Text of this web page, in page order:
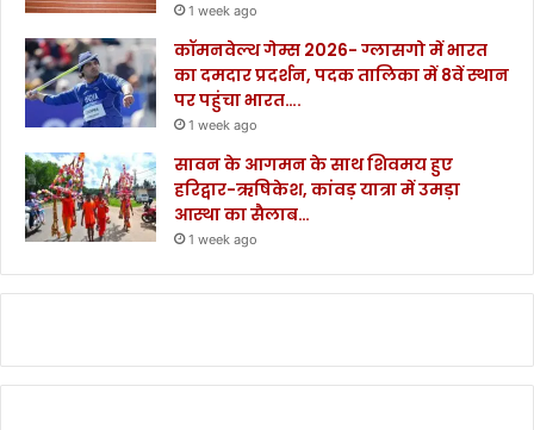
1 week ago
कॉमनवेल्थ गेम्स 2026- ग्लासगो में भारत
का दमदार प्रदर्शन, पदक तालिका में 8वें स्थान
पर पहुंचा भारत….
1 week ago
सावन के आगमन के साथ शिवमय हुए
हरिद्वार-ऋषिकेश, कांवड़ यात्रा में उमड़ा
आस्था का सैलाब…
1 week ago